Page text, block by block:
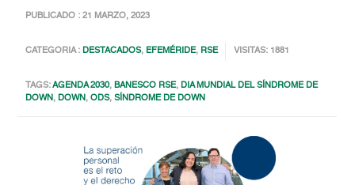
PUBLICADO : 21 MARZO, 2023
CATEGORIA :DESTACADOS, EFEMÉRIDE, RSE VISITAS: 1881
TAGS:AGENDA 2030,BANESCO RSE,DIA MUNDIAL DEL SÍNDROME DE
DOWN,DOWN,ODS,SÍNDROME DE DOWN